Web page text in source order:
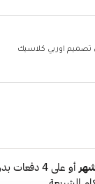
اوربي كلاسيك